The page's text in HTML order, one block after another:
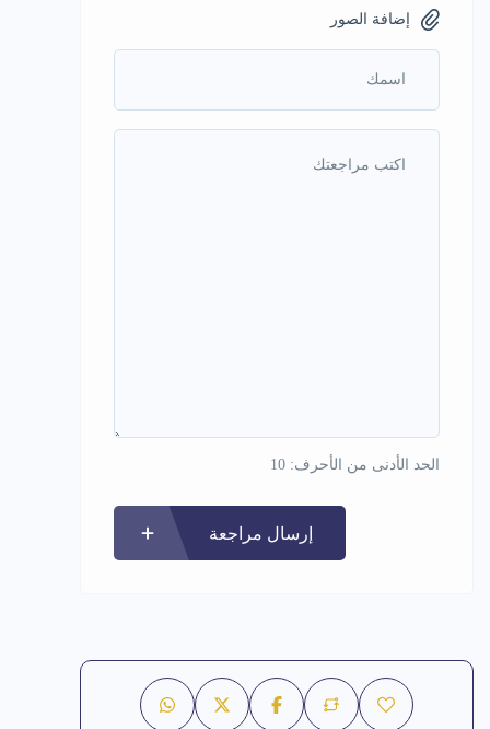
إضافة الصور
الحد الأدنى من الأحرف: 10
إرسال مراجعة